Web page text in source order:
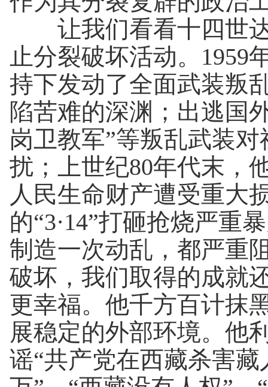
让我们看看十四世达
止分裂破坏活动。1959
持下发动了全面武装叛
陷苦难的深渊；出逃国
岗卫教军”等叛乱武装
扰；上世纪80年代末，
人民生命财产遭受重大
的“3·14”打砸抢烧严重
制造一次动乱，都严重
破坏，我们取得的成就
更幸福。他千方百计抹
展稳定的外部环境。他
谣“共产党在西藏杀害藏